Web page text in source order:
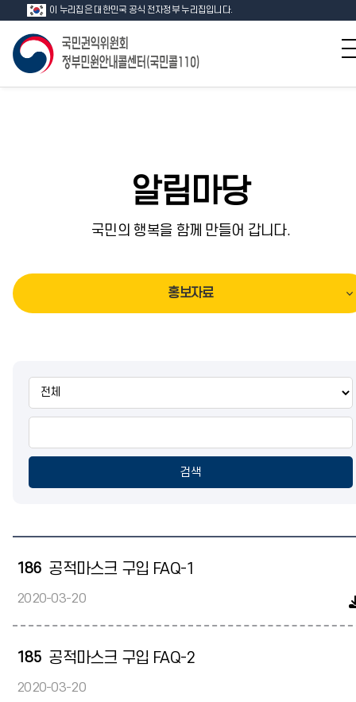
이 누리집은 대한민국 공식 전자정부 누리집입니다.
알림마당
국민의 행복을 함께 만들어 갑니다.
홍보자료
검색
186 공적마스크 구입 FAQ-1
2020-03-20
185 공적마스크 구입 FAQ-2
2020-03-20